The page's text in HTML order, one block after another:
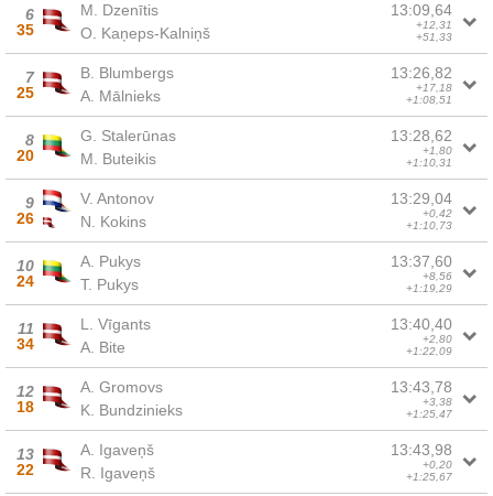
6
35
M. Dzenītis
O. Kaņeps-Kalniņš
13:09,64
+12,31
+51,33
7
25
B. Blumbergs
A. Mālnieks
13:26,82
+17,18
+1:08,51
8
20
G. Stalerūnas
M. Buteikis
13:28,62
+1,80
+1:10,31
9
26
V. Antonov
N. Kokins
13:29,04
+0,42
+1:10,73
10
24
A. Pukys
T. Pukys
13:37,60
+8,56
+1:19,29
11
34
L. Vīgants
A. Bite
13:40,40
+2,80
+1:22,09
12
18
A. Gromovs
K. Bundzinieks
13:43,78
+3,38
+1:25,47
13
22
A. Igaveņš
R. Igaveņš
13:43,98
+0,20
+1:25,67